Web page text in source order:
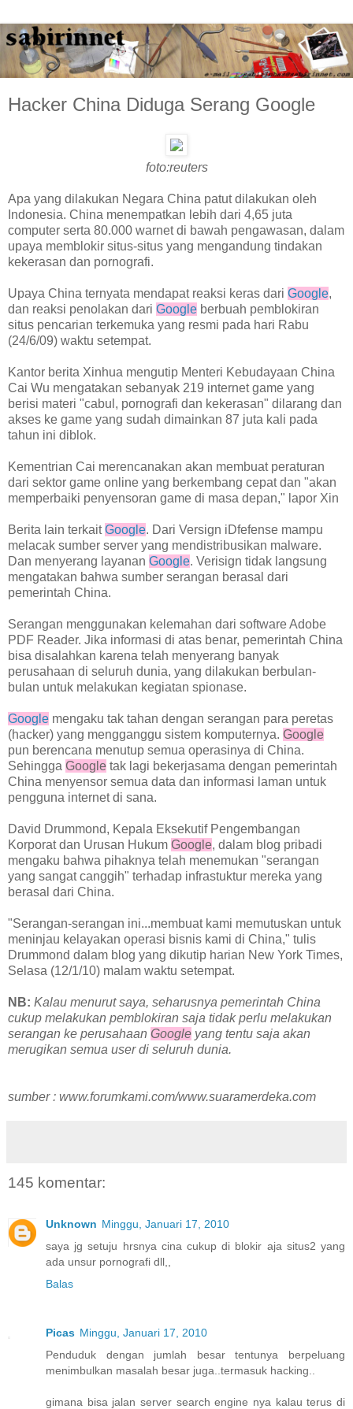
Hacker China Diduga Serang Google
foto:reuters
Apa yang dilakukan Negara China patut dilakukan oleh
Indonesia. China menempatkan lebih dari 4,65 juta
computer serta 80.000 warnet di bawah pengawasan, dalam
upaya memblokir situs-situs yang mengandung tindakan
kekerasan dan pornografi.
Upaya China ternyata mendapat reaksi keras dari Google,
dan reaksi penolakan dari Google berbuah pemblokiran
situs pencarian terkemuka yang resmi pada hari Rabu
(24/6/09) waktu setempat.
Kantor berita Xinhua mengutip Menteri Kebudayaan China
Cai Wu mengatakan sebanyak 219 internet game yang
berisi materi "cabul, pornografi dan kekerasan" dilarang dan
akses ke game yang sudah dimainkan 87 juta kali pada
tahun ini diblok.
Kementrian Cai merencanakan akan membuat peraturan
dari sektor game online yang berkembang cepat dan "akan
memperbaiki penyensoran game di masa depan," lapor Xin
Berita lain terkaitGoogle. Dari Versign iDfefense mampu
melacak sumber server yang mendistribusikan malware.
Dan menyerang layanan Google. Verisign tidak langsung
mengatakan bahwa sumber serangan berasal dari
pemerintah China.
Serangan menggunakan kelemahan dari software Adobe
PDF Reader. Jika informasi di atas benar, pemerintah China
bisa disalahkan karena telah menyerang banyak
perusahaan di seluruh dunia, yang dilakukan berbulan-
bulan untuk melakukan kegiatan spionase.
Google mengaku tak tahan dengan serangan para peretas
(hacker) yang mengganggu sistem komputernya. Google
pun berencana menutup semua operasinya di China.
Sehingga Google tak lagi bekerjasama dengan pemerintah
China menyensor semua data dan informasi laman untuk
pengguna internet di sana.
David Drummond, Kepala Eksekutif Pengembangan
Korporat dan Urusan Hukum Google, dalam blog pribadi
mengaku bahwa pihaknya telah menemukan "serangan
yang sangat canggih" terhadap infrastuktur mereka yang
berasal dari China.
"Serangan-serangan ini...membuat kami memutuskan untuk
meninjau kelayakan operasi bisnis kami di China," tulis
Drummond dalam blog yang dikutip harian New York Times,
Selasa (12/1/10) malam waktu setempat.
NB: Kalau menurut saya, seharusnya pemerintah China
cukup melakukan pemblokiran saja tidak perlu melakukan
serangan ke perusahaan Google yang tentu saja akan
merugikan semua user di seluruh dunia.
sumber : www.forumkami.com/www.suaramerdeka.com
145 komentar:
Unknown Minggu, Januari 17, 2010
saya jg setuju hrsnya cina cukup di blokir aja situs2 yang
ada unsur pornografi dll,,
Balas
Picas Minggu, Januari 17, 2010
Penduduk dengan jumlah besar tentunya berpeluang
menimbulkan masalah besar juga..termasuk hacking..
gimana bisa jalan server search engine nya kalau terus di